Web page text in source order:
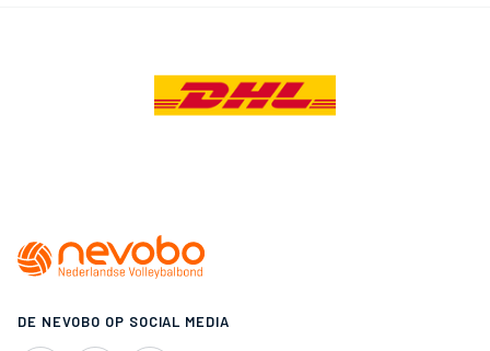
DE NEVOBO OP SOCIAL MEDIA